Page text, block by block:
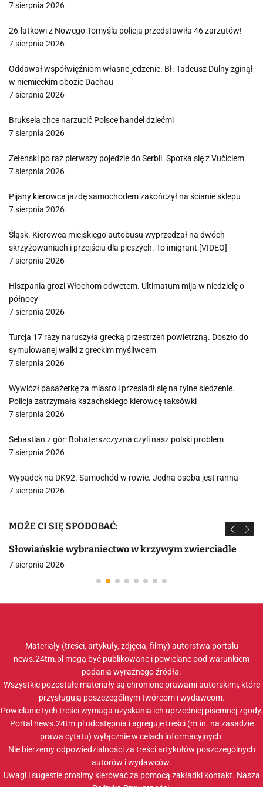
7 sierpnia 2026
26-latkowi z Nowego Tomyśla policja przedstawiła 46 zarzutów!
7 sierpnia 2026
Oddawał współwięźniom własne jedzenie. Bł. Tadeusz Dulny zginął
w niemieckim obozie Dachau
7 sierpnia 2026
Bruksela chce narzucić Polsce handel dziećmi
7 sierpnia 2026
Zełenski po raz pierwszy pojedzie do Serbii. Spotka się z Vučiciem
7 sierpnia 2026
Pijany kierowca jazdę samochodem zakończył na ścianie sklepu
7 sierpnia 2026
Śląsk. Kierowca miejskiego autobusu wyprzedzał na dwóch
skrzyżowaniach i przejściu dla pieszych. To imigrant [VIDEO]
7 sierpnia 2026
Hiszpania grozi Włochom odwetem. Ultimatum mija w niedzielę o
północy
7 sierpnia 2026
Turcja 17 razy naruszyła grecką przestrzeń powietrzną. Doszło do
symulowanej walki z greckim myśliwcem
7 sierpnia 2026
Wywiózł pasażerkę za miasto i przesiadł się na tylne siedzenie.
Policja zatrzymała kazachskiego kierowcę taksówki
7 sierpnia 2026
Sebastian z gór: Bohaterszczyzna czyli nasz polski problem
7 sierpnia 2026
Wypadek na DK92. Samochód w rowie. Jedna osoba jest ranna
7 sierpnia 2026
MOŻE CI SIĘ SPODOBAĆ:
Słowiańskie wybraniectwo w krzywym zwierciadle
7 sierpnia 2026
Materiały (treści, artykuły, zdjęcia, filmy) autorstwa portalu
news.24tm.pl mogą być publikowane i powielane pod warunkiem
podania wyraźnego źródła.
Wszystkie pozostałe materiały są chronione prawami autorskimi, które
przysługują poszczególnym twórcom i wydawcom.
Powielanie tych treści wymaga uzyskania ich uprzedniej pisemnej zgody.
Portal news.24tm.pl udostępnia i agreguje treści (m.in. na zasadzie
prawa cytatu) wyłącznie w celach informacyjnych.
Nie bierzemy odpowiedzialności za treści artykułów poszczególnych
autorów i wydawców.
Uwagi i sugestie prosimy kierować za pomocą zakładki kontakt. Nasza